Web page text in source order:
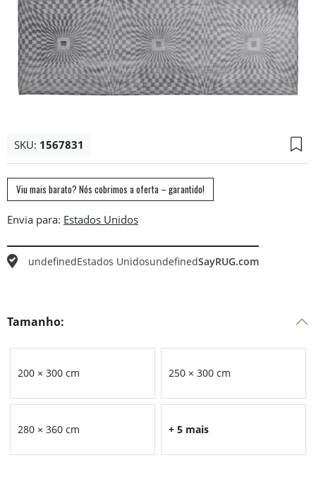
SKU: 1567831
Viu mais barato? Nós cobrimos a oferta – garantido!
Envia para:
undefinedEstados UnidosundefinedSayRUG.com
Tamanho:
200 × 300 cm 250 × 300 cm
280 × 360 cm + 5 mais